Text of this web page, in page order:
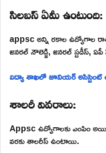
సిలబస్ ఏమీ ఉంటుంది:
appsc అన్ని రకాల ఉద్యోగాల రాత
జనరల్ నౌలెడ్జి, జనరల్ స్టడీస్,
విద్యా శాఖలో జూనియర్ అసిస్టెంట్
శాలరీ వివరాలు:
Appsc ఉద్యోగాలకు ఎంపిం అయిన
వరకు శాలరీస్ ఉంటాయి.